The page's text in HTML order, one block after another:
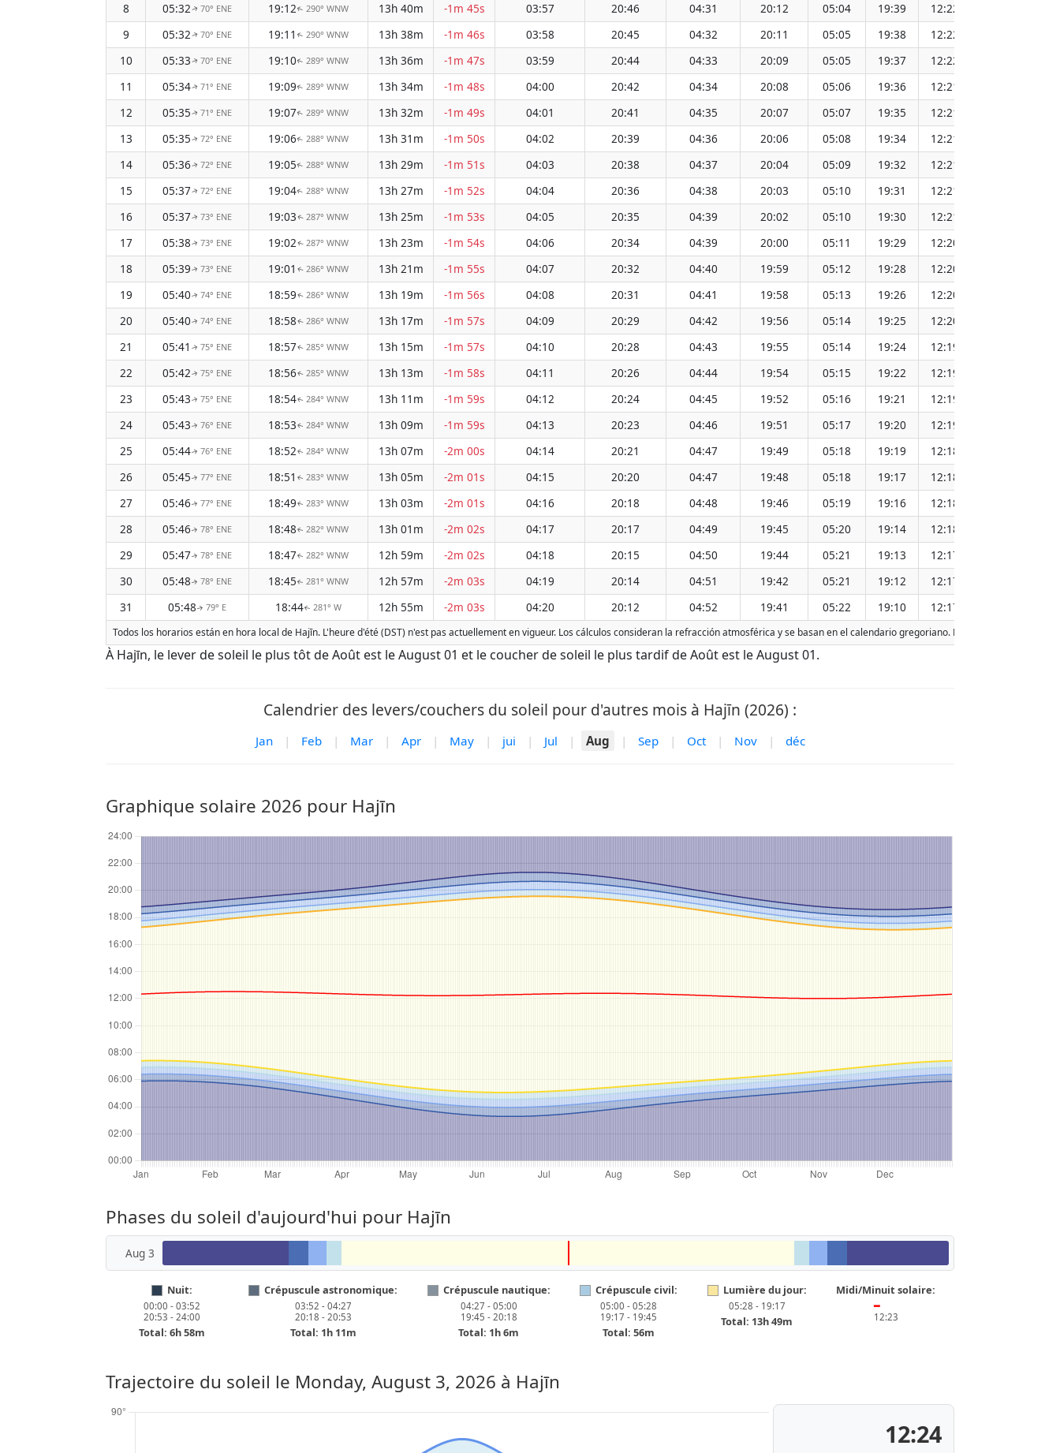
8
05:32↑70° ENE 19:12↑ 290° WNW 13h 40m -1m 45s 03:57 20:46 04:31 20:12 05:04 19:39 12:22
9
05:32↑70° ENE 19:11 ↑ 290° WNW 13h 38m -1m 46s 03:58 20:45 04:32 20:11 05:05 19:38 12:22
10
05:33↑70° ENE 19:10↑ 289° WNW 13h 36m -1m 47s 03:59 20:44 04:33 20:09 05:05 19:37 12:22
11
05:34↑71° ENE 19:09↑ 289° WNW 13h 34m -1m 48s 04:00 20:42 04:34 20:08 05:06 19:36 12:21
12
05:35↑71° ENE 19:07↑ 289° WNW 13h 32m -1m 49s 04:01 20:41 04:35 20:07 05:07 19:35 12:21
13
05:35↑72° ENE 19:06↑ 288° WNW 13h 31m -1m 50s 04:02 20:39 04:36 20:06 05:08 19:34 12:21
14
05:36↑72° ENE 19:05↑ 288° WNW 13h 29m -1m 51s 04:03 20:38 04:37 20:04 05:09 19:32 12:21
15
05:37↑72° ENE 19:04↑ 288° WNW 13h 27m -1m 52s 04:04 20:36 04:38 20:03 05:10 19:31 12:21
16
05:37↑73° ENE 19:03↑ 287° WNW 13h 25m -1m 53s 04:05 20:35 04:39 20:02 05:10 19:30 12:21
17
05:38↑73° ENE 19:02↑ 287° WNW 13h 23m -1m 54s 04:06 20:34 04:39 20:00 05:11 19:29 12:20
18
05:39↑73° ENE 19:01 ↑ 286° WNW 13h 21m -1m 55s 04:07 20:32 04:40 19:59 05:12 19:28 12:20
19
05:40↑ 74° ENE 18:59↑ 286° WNW 13h 19m -1m 56s 04:08 20:31 04:41 19:58 05:13 19:26 12:20
20
05:40↑ 74° ENE 18:58↑ 286° WNW 13h 17m -1m 57s 04:09 20:29 04:42 19:56 05:14 19:25 12:20
21
05:41 ↑ 75° ENE 18:57↑ 285° WNW 13h 15m -1m 57s 04:10 20:28 04:43 19:55 05:14 19:24 12:19
22
05:42↑ 75° ENE 18:56↑ 285° WNW 13h 13m -1m 58s 04:11 20:26 04:44 19:54 05:15 19:22 12:19
23
05:43↑ 75° ENE 18:54↑ 284° WNW 13h 11m -1m 59s 04:12 20:24 04:45 19:52 05:16 19:21 12:19
24
05:43↑ 76° ENE 18:53↑ 284° WNW 13h 09m -1m 59s 04:13 20:23 04:46 19:51 05:17 19:20 12:19
25
05:44↑ 76° ENE 18:52↑ 284° WNW 13h 07m -2m 00s 04:14 20:21 04:47 19:49 05:18 19:19 12:18
26
05:45↑ 77° ENE 18:51 ↑ 283° WNW 13h 05m -2m 01s 04:15 20:20 04:47 19:48 05:18 19:17 12:18
27
05:46↑ 77° ENE 18:49↑ 283° WNW 13h 03m -2m 01s 04:16 20:18 04:48 19:46 05:19 19:16 12:18
28
05:46↑ 78° ENE 18:48↑ 282° WNW 13h 01m -2m 02s 04:17 20:17 04:49 19:45 05:20 19:14 12:18
29
05:47↑ 78° ENE 18:47↑ 282° WNW 12h 59m -2m 02s 04:18 20:15 04:50 19:44 05:21 19:13 12:17
30
05:48↑ 78° ENE 18:45↑ 281° WNW 12h 57m -2m 03s 04:19 20:14 04:51 19:42 05:21 19:12 12:17
31
05:48↑ 79° E 18:44↑ 281° W 12h 55m -2m 03s 04:20 20:12 04:52 19:41 05:22 19:10 12:17
Todos los horarios están en hora local de Hajīn. L'heure d'été (DST) n'est pas actuellement en vigueur. Los cálculos consideran la refracción atmosférica y se basan en el calendario gregoriano. La fecha de hoy está
À Hajīn, le lever de soleil le plus tôt de Août est le August 01 et le coucher de soleil le plus tardif de Août est le August 01.
Calendrier des levers/couchers du soleil pour d'autres mois à Hajīn (2026) :
Jan | Feb | Mar | Apr | May | jui | Jul | Aug | Sep | Oct | Nov | déc
Graphique solaire 2026 pour Hajīn
Phases du soleil d'aujourd'hui pour Hajīn
Aug 3
Nuit:
00:00 - 03:52
20:53 - 24:00
Total: 6h 58m
Crépuscule astronomique:
03:52 - 04:27
20:18 - 20:53
Total: 1h 11m
Crépuscule nautique:
04:27 - 05:00
19:45 - 20:18
Total: 1h 6m
Crépuscule civil:
05:00 - 05:28
19:17 - 19:45
Total: 56m
Lumière du jour:
05:28 - 19:17
Total: 13h 49m
Midi/Minuit solaire:
━
12:23
Trajectoire du soleil le Monday, August 3, 2026 à Hajīn
12:24